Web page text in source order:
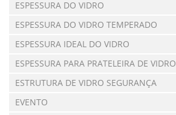
ESPESSURA DO VIDRO
ESPESSURA DO VIDRO TEMPERADO
ESPESSURA IDEAL DO VIDRO
ESPESSURA PARA PRATELEIRA DE VIDRO
ESTRUTURA DE VIDRO SEGURANÇA
EVENTO